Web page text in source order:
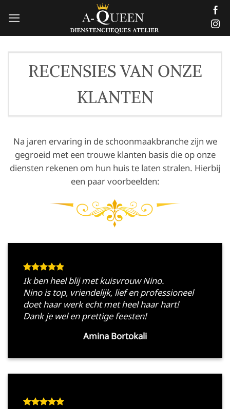
RECENSIES VAN ONZE
KLANTEN
Na jaren ervaring in de schoonmaakbranche zijn we
gegroeid met een trouwe klanten basis die op onze
diensten rekenen om hun huis te laten stralen. Hierbij
een paar voorbeelden:
Ik ben heel blij met kuisvrouw Nino.
Nino is top, vriendelijk, lief en professioneel
doet haar werk echt met heel haar hart!
Dank je wel en prettige feesten!
Amina Bortokali